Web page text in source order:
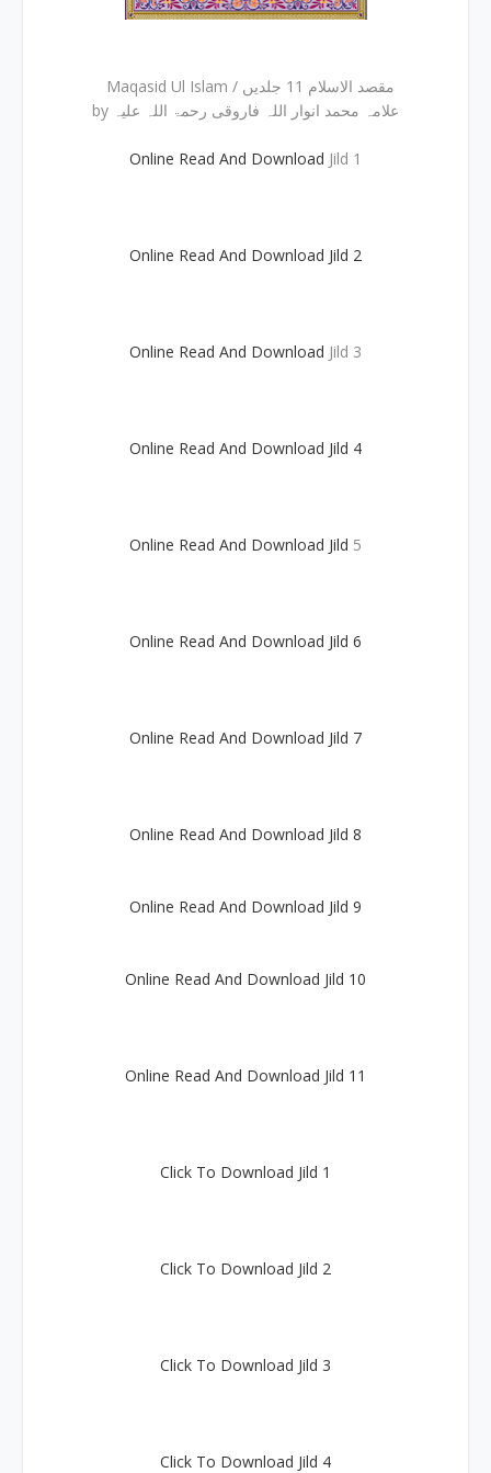
Maqasid Ul Islam / مقصد الاسلام 11 جلدیں
by علامہ محمد انوار اللہ فاروقی رحمۃ اللہ علیہ
Online Read And Download Jild 1
Online Read And Download Jild 2
Online Read And Download Jild 3
Online Read And Download Jild 4
Online Read And Download Jild 5
Online Read And Download Jild 6
Online Read And Download Jild 7
Online Read And Download Jild 8
Online Read And Download Jild 9
Online Read And Download Jild 10
Online Read And Download Jild 11
Click To Download Jild 1
Click To Download Jild 2
Click To Download Jild 3
Click To Download Jild 4